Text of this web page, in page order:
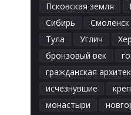
Псковская земля
Сибирь
Смоленск
Тула
Углич
бронзовый век
гражданская
исчезнувшие
монастыри